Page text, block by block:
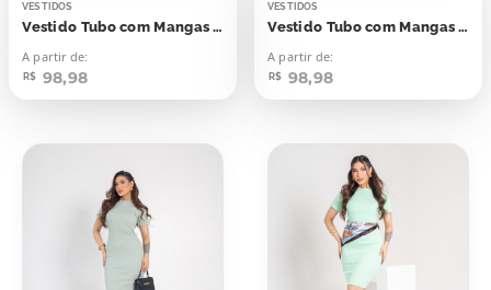
VESTIDOS
Vestido Tubo com Mangas Laranja Candy
A partir de:
R$ 98,98
VESTIDOS
Vestido Tubo com Mangas Verde Noturno
A partir de:
R$ 98,98